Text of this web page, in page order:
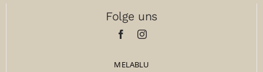
Folge uns
MELABLU